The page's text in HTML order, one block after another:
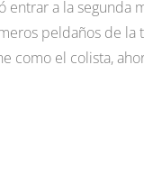
entrar a la segunda
peldaños de la
como el colista,